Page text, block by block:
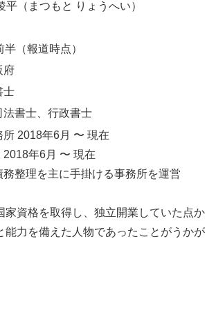
平（まつもと りょうへい）
（報道時点）
府
士
法書士、行政書士
所 2018年6月 〜 現在
2018年6月 〜 現在
務整理を主に手掛ける事務所を運営
家資格を取得し、独立開業していた点か
能力を備えた人物であったことがうかが